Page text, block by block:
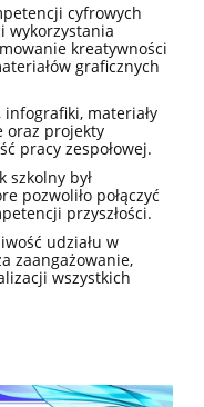
cyfrowych
wykorzystania
kreatywności
graficznych
infografiki, materiały
oraz projekty
pracy zespołowej.
szkolny był
pozwoliło połączyć
przyszłości.
udziału w
zaangażowanie,
wszystkich